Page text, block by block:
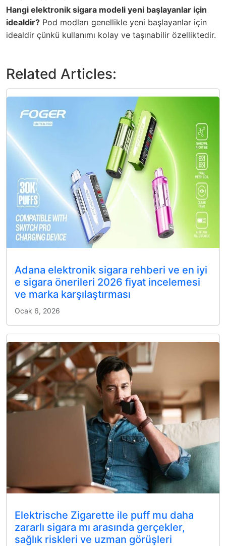
Hangi elektronik sigara modeli yeni başlayanlar için
idealdir? Pod modları genellikle yeni başlayanlar için
idealdir çünkü kullanımı kolay ve taşınabilir özelliktedir.
Related Articles:
Adana elektronik sigara rehberi ve en iyi
e sigara önerileri 2026 fiyat incelemesi
ve marka karşılaştırması
Ocak 6, 2026
Elektrische Zigarette ile puff mu daha
zararlı sigara mı arasında gerçekler,
sağlık riskleri ve uzman görüşleri